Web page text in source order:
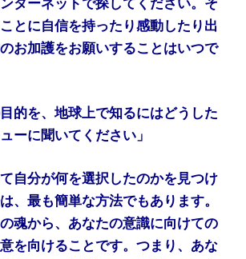
ターネットで探してください。そ
とに自信を持ったり感動したり出
お加護をお願いすることはいつで
目的を、地球上で知るにはどうした
ーに聞いてください」
自分が何を選択したのかを見つけ
、最も簡単な方法でもあります。
魂から、あなたの意識に向けての
を向けることです。つまり、あな